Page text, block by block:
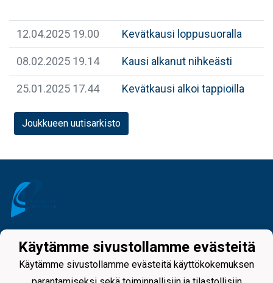
12.04.2025 19.00 Kevätkausi loppusuoralla
08.02.2025 19.14 Kausi alkanut nihkeästi
25.01.2025 17.44 Kevätkausi alkoi tappioilla
Joukkueen uutisarkisto
Tietosuojaseloste
Käytämme sivustollamme evästeitä
Käytämme sivustollamme evästeitä käyttökokemuksen